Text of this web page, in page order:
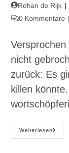
Beitrags-
Autor:
Rohan de Rijk
Beitrags-
0 Kommentare
nicht
zurück: Es
killen
Weiterlesen#74
Glück